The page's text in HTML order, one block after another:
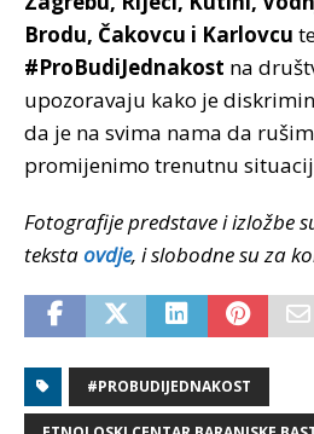
Brodu, Čakovcu i Karlovcu
#ProBudiJednakost na
upozoravaju kako je
da je na svima nama da
promijenimo trenutnu
Fotografije predstave i izložbe
tekstaovdje, i slobodne su za
#PROBUDIJEDNAKOST